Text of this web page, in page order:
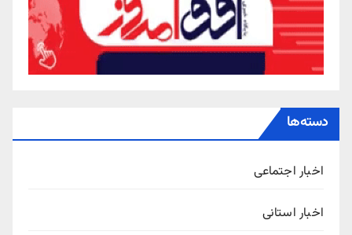
دسته‌ها
اخبار اجتماعی
اخبار استانی